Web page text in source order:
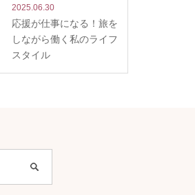
2025.06.30
応援が仕事になる！旅を
しながら働く私のライフ
スタイル